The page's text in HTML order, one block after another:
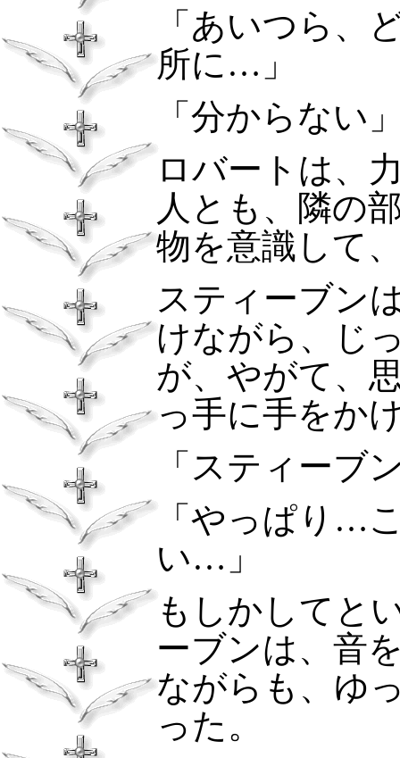
「あいつら、
所に…」
「分からない
ロバートは、
人とも、隣の
物を意識して
スティーブン
けながら、じ
が、やがて、
っ手に手をか
「スティーブ
「やっぱり…
い…」
もしかしてと
ーブンは、音
ながらも、ゆ
った。